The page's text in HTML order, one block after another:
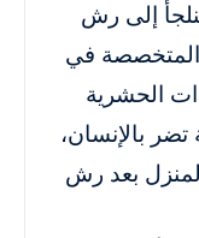
إلى رش
المتخصصة في
الحشرية
تضر بالإنسان،
بعد رش